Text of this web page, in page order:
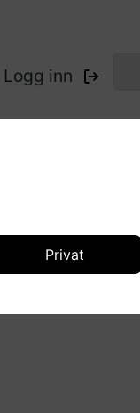
Privat
Logg inn